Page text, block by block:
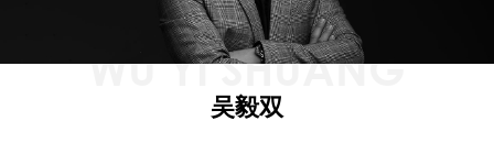
WU YI SHUANG
吴毅双